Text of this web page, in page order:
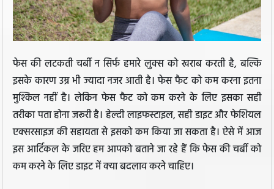
फेस की लटकती चर्बी न सिर्फ हमारे लुक्स को खराब करती है, बल्कि
इसके कारण उम्र भी ज्यादा नजर आती है। फेस फैट को कम करना इतना
मुश्किल नहीं है। लेकिन फेस फैट को कम करने के लिए इसका सही
तरीका पता होना जरूरी है। हेल्दी लाइफस्टाइल, सही डाइट और फेशियल
एक्सरसाइज की सहायता से इसको कम किया जा सकता है। ऐसे में आज
इस आर्टिकल के जरिए हम आपको बताने जा रहे हैं कि फेस की चर्बी को
कम करने के लिए डाइट में क्या बदलाव करने चाहिए।